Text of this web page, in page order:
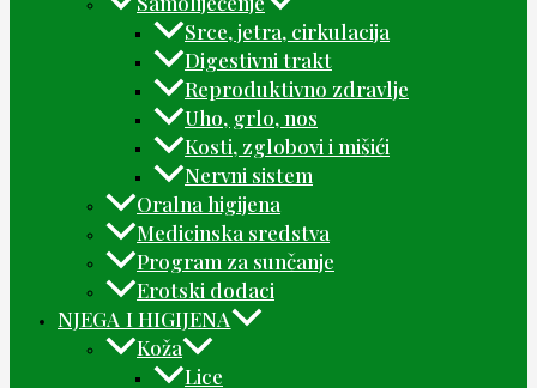
Srce, jetra, cirkulacija
Digestivni trakt
Reproduktivno zdravlje
Uho, grlo, nos
Kosti, zglobovi i mišići
Nervni sistem
Oralna higijena
Medicinska sredstva
Program za sunčanje
Erotski dodaci
NJEGA I HIGIJENA
Koža
Lice